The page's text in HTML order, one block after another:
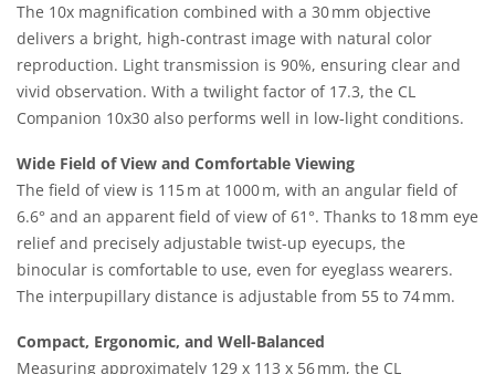
The 10x magnification combined with a 30 mm objective
delivers a bright, high‑contrast image with natural color
reproduction. Light transmission is 90%, ensuring clear and
vivid observation. With a twilight factor of 17.3, the CL
Companion 10x30 also performs well in low‑light conditions.
Wide Field of View and Comfortable Viewing
The field of view is 115 m at 1000 m, with an angular field of
6.6° and an apparent field of view of 61°. Thanks to 18 mm eye
relief and precisely adjustable twist-up eyecups, the
binocular is comfortable to use, even for eyeglass wearers.
The interpupillary distance is adjustable from 55 to 74 mm.
Compact, Ergonomic, and Well-Balanced
Measuring approximately 129 x 113 x 56 mm, the CL